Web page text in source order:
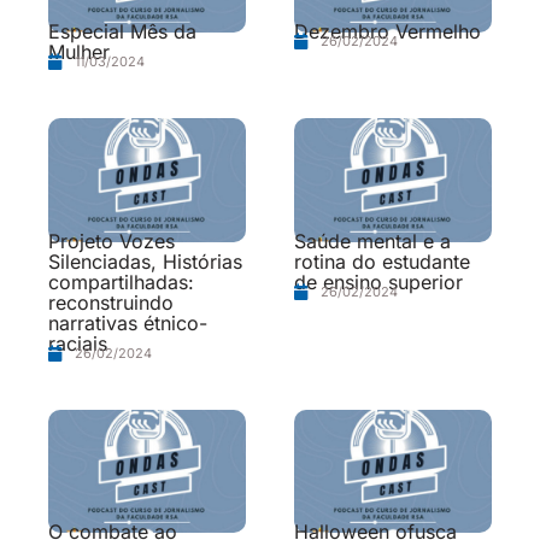
Especial Mês da
Mulher
11/03/2024
Dezembro Vermelho
26/02/2024
Projeto Vozes
Silenciadas, Histórias
compartilhadas:
reconstruindo
narrativas étnico-
raciais
26/02/2024
Saúde mental e a
rotina do estudante
de ensino superior
26/02/2024
O combate ao
Halloween ofusca